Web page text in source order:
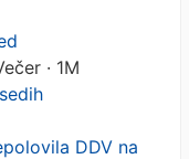
· 1M
DDV na